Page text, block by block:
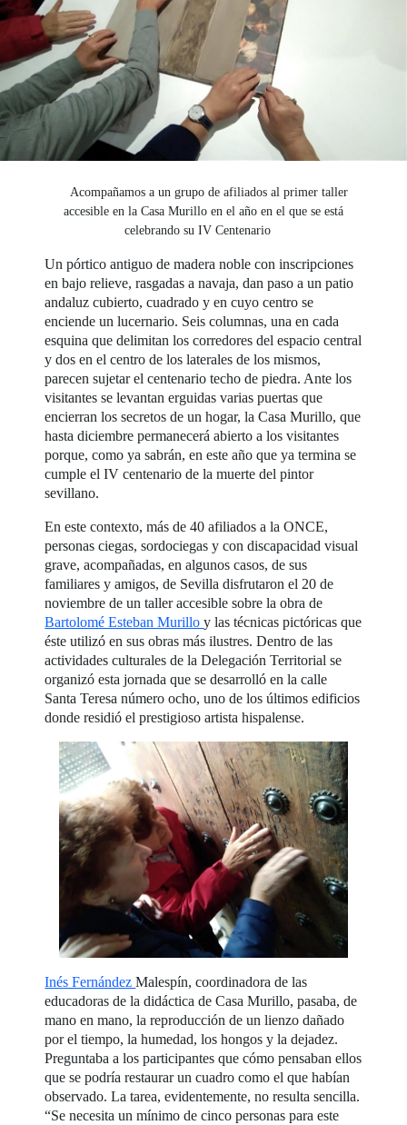
Acompañamos a un grupo de afiliados al primer taller
accesible en la Casa Murillo en el año en el que se está
celebrando su IV Centenario
Un pórtico antiguo de madera noble con inscripciones
en bajo relieve, rasgadas a navaja, dan paso a un patio
andaluz cubierto, cuadrado y en cuyo centro se
enciende un lucernario. Seis columnas, una en cada
esquina que delimitan los corredores del espacio central
y dos en el centro de los laterales de los mismos,
parecen sujetar el centenario techo de piedra. Ante los
visitantes se levantan erguidas varias puertas que
encierran los secretos de un hogar, la Casa Murillo, que
hasta diciembre permanecerá abierto a los visitantes
porque, como ya sabrán, en este año que ya termina se
cumple el IV centenario de la muerte del pintor
sevillano.
En este contexto, más de 40 afiliados a la ONCE,
personas ciegas, sordociegas y con discapacidad visual
grave, acompañadas, en algunos casos, de sus
familiares y amigos, de Sevilla disfrutaron el 20 de
noviembre de un taller accesible sobre la obra de
Bartolomé Esteban Murilloy las técnicas pictóricas que
éste utilizó en sus obras más ilustres. Dentro de las
actividades culturales de la Delegación Territorial se
organizó esta jornada que se desarrolló en la calle
Santa Teresa número ocho, uno de los últimos edificios
donde residió el prestigioso artista hispalense.
Inés FernándezMalespín, coordinadora de las
educadoras de la didáctica de Casa Murillo, pasaba, de
mano en mano, la reproducción de un lienzo dañado
por el tiempo, la humedad, los hongos y la dejadez.
Preguntaba a los participantes que cómo pensaban ellos
que se podría restaurar un cuadro como el que habían
observado. La tarea, evidentemente, no resulta sencilla.
“Se necesita un mínimo de cinco personas para este